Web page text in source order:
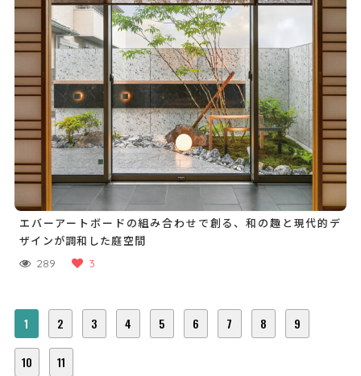
エバーアートボードの組み合わせで創る、和の趣と現代的デ
ザインが調和した庭空間
289 3
1 2 3 4 5 6 7 8 9
10 11